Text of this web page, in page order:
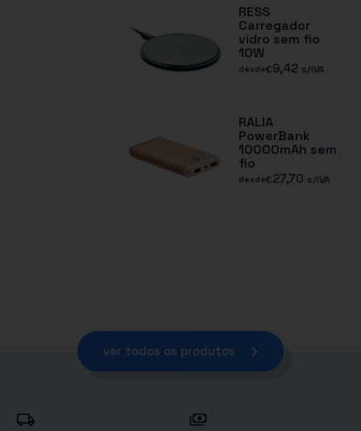
RESS
Carregador
vidro sem fio
10W
desde€9,42 s/IVA
RALIA
PowerBank
10000mAh sem
fio
desde€27,70 s/IVA
ver todos os produtos